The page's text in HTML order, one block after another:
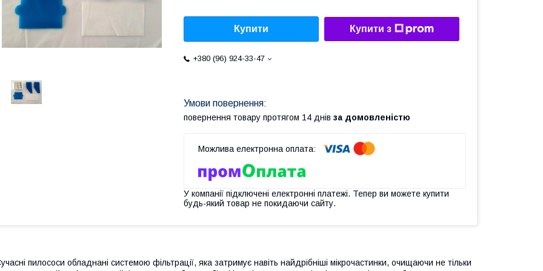
Купити Купити з
+380 (96) 924-33-47
повернення товару протягом 14 днів за домовленістю
У компанії підключені електронні платежі. Тепер ви можете купити
будь-який товар не покидаючи сайту.
пилососи обладнані системою фільтрації, яка затримує навіть найдрібніші мікрочастинки, очищаючи не тільки